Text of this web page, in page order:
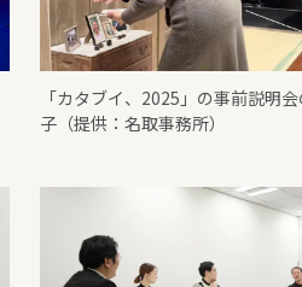
「カタブイ、2025」の事前説明
子（提供：名取事務所）